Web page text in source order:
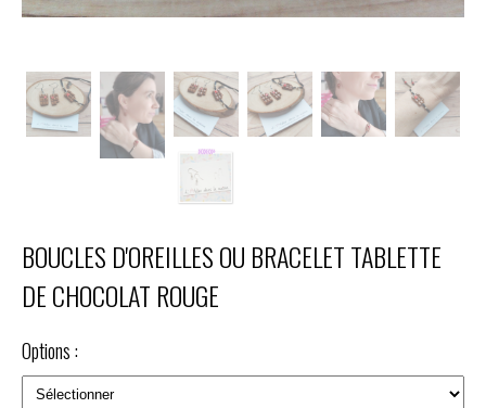
BOUCLES D'OREILLES OU BRACELET TABLETTE
DE CHOCOLAT ROUGE
Options :